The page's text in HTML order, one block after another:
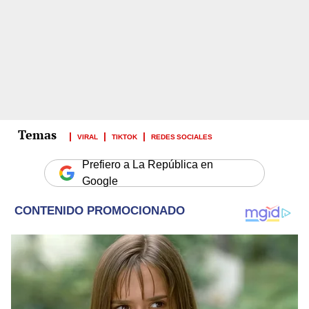
VIRAL TIKTOK REDES SOCIALES
Prefiero a La República en
Google